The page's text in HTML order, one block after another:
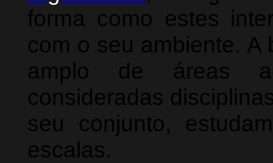
forma como estes
com o seu ambiente. A
amplo de áreas
consideradas
seu conjunto,
escalas.